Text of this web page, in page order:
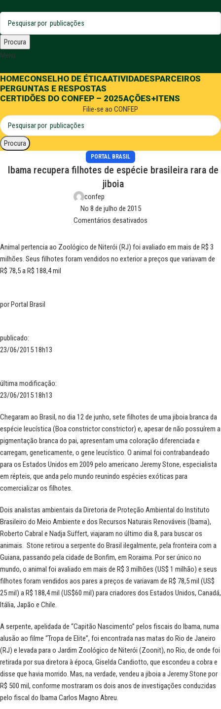
Procura
Menu
HOMECONSELHO DE ÉTICAATIVIDADESPARCEIROS
PERGUNTAS E RESPOSTAS
CERTIDÕES DO CONFEP – 2025AÇÕES+ITENS
Filie-se ao CONFEP
Procura
PORTAL BRASIL
Ibama recupera filhotes de espécie brasileira rara de
jiboia
confep
No 8 de julho de 2015
Comentários desativados
Animal pertencia ao Zoológico de Niterói (RJ) foi avaliado em mais de R$ 3
milhões. Seus filhotes foram vendidos no exterior a preços que variavam de
R$ 78,5 a R$ 188,4 mil
porPortal Brasil
publicado:
23/06/2015 18h13
última modificação:
23/06/2015 18h13
Chegaram ao Brasil, no dia 12 de junho, sete filhotes de uma jiboia branca da
espécie leucística (Boa constrictor constrictor) e, apesar de não possuírem a
pigmentação branca do pai, apresentam uma coloração diferenciada e
carregam, geneticamente, o gene leucístico. O animal foi contrabandeado
para os Estados Unidos em 2009 pelo americano Jeremy Stone, especialista
em répteis, que anda pelo mundo reunindo espécies exóticas para
comercializar os filhotes.
Dois analistas ambientais da Diretoria de Proteção Ambiental do Instituto
Brasileiro do Meio Ambiente e dos Recursos Naturais Renováveis (Ibama),
Roberto Cabral e Nadja Süffert, viajaram no último dia 8, para buscar os
animais. Stone retirou a serpente do Brasil ilegalmente, pela fronteira com a
Guiana, passando pela cidade de Bonfim, em Roraima. Por ser único no
mundo, o animal foi avaliado em mais de R$ 3 milhões (US$ 1 milhão) e seus
filhotes foram vendidos aos pares a preços de variavam de R$ 78,5 mil (US$
25 mil) a R$ 188,4 mil (US$60 mil) para criadores dos Estados Unidos, Canadá,
Itália, Japão e Chile.
A serpente, apelidada de “Capitão Nascimento” pelos fiscais do Ibama, numa
alusão ao filme “Tropa de Elite”, foi encontrada nas matas do Rio de Janeiro
(RJ) e levada para o Jardim Zoológico de Niterói (Zoonit), no Rio, de onde foi
retirada por sua diretora à época, Giselda Candiotto, que escondeu a cobra e
disse que havia morrido. Mas, na verdade, vendeu a jiboia a Jeremy Stone por
R$ 500 mil, conforme mostraram os dois anos de investigações conduzidas
pelo fiscal do Ibama Carlos Magno Abreu.